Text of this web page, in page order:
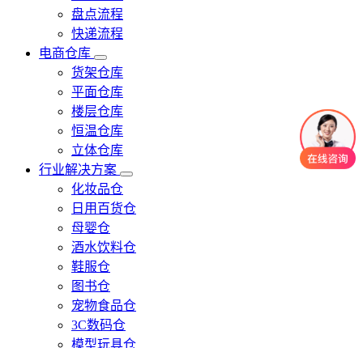
盘点流程
快递流程
电商仓库
货架仓库
平面仓库
楼层仓库
恒温仓库
立体仓库
行业解决方案
化妆品仓
日用百货仓
母婴仓
酒水饮料仓
鞋服仓
图书仓
宠物食品仓
3C数码仓
模型玩具仓